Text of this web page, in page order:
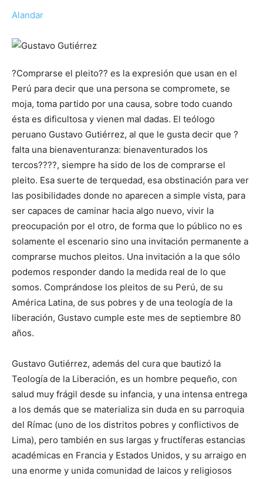
Alandar
?Comprarse el pleito?? es la expresión que usan en el
Perú para decir que una persona se compromete, se
moja, toma partido por una causa, sobre todo cuando
ésta es dificultosa y vienen mal dadas. El teólogo
peruano Gustavo Gutiérrez, al que le gusta decir que ?
falta una bienaventuranza: bienaventurados los
tercos????, siempre ha sido de los de comprarse el
pleito. Esa suerte de terquedad, esa obstinación para ver
las posibilidades donde no aparecen a simple vista, para
ser capaces de caminar hacia algo nuevo, vivir la
preocupación por el otro, de forma que lo público no es
solamente el escenario sino una invitación permanente a
comprarse muchos pleitos. Una invitación a la que sólo
podemos responder dando la medida real de lo que
somos. Comprándose los pleitos de su Perú, de su
América Latina, de sus pobres y de una teología de la
liberación, Gustavo cumple este mes de septiembre 80
años.
Gustavo Gutiérrez, además del cura que bautizó la
Teología de la Liberación, es un hombre pequeño, con
salud muy frágil desde su infancia, y una intensa entrega
a los demás que se materializa sin duda en su parroquia
del Rímac (uno de los distritos pobres y conflictivos de
Lima), pero también en sus largas y fructíferas estancias
académicas en Francia y Estados Unidos, y su arraigo en
una enorme y unida comunidad de laicos y religiosos